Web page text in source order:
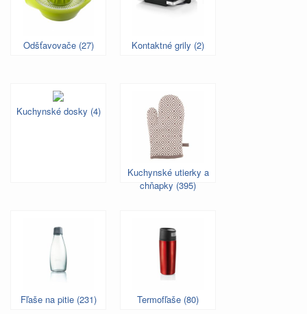
Odšťavovače (27) Kontaktné grily (2)
Kuchynské dosky (4)
Kuchynské utierky a
chňapky (395)
Fľaše na pitie (231) Termofľaše (80)